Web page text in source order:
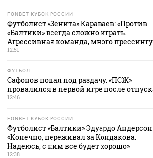
FONBET КУБОК РОССИИ
Футболист «Зенита» Караваев: «Против
«Балтики» всегда сложно играть.
Агрессивная команда, много
12:51
ФУТБОЛ
Сафонов попал под раздачу. «ПСЖ»
провалился в первой игре после
12:46
FONBET КУБОК РОССИИ
Футболист «Балтики» Эдуардо Андерсон:
«Конечно, переживал за Кондакова.
Надеюсь, с ним все будет хорошо»
12:38